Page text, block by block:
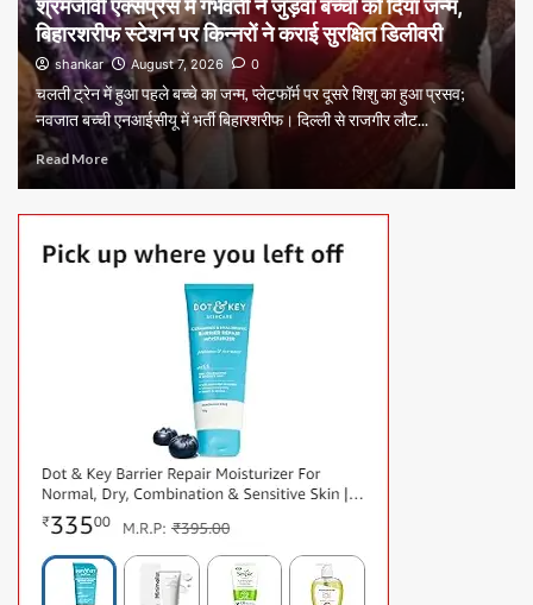
श्रमजीवी एक्सप्रेस में गर्भवती ने जुड़वां बच्चों को दिया जन्म,
बिहारशरीफ स्टेशन पर किन्नरों ने कराई सुरक्षित डिलीवरी
shankar August 7, 2026 0
चलती ट्रेन में हुआ पहले बच्चे का जन्म, प्लेटफॉर्म पर दूसरे शिशु का हुआ प्रसव;
नवजात बच्ची एनआईसीयू में भर्ती बिहारशरीफ। दिल्ली से राजगीर लौट...
Read More